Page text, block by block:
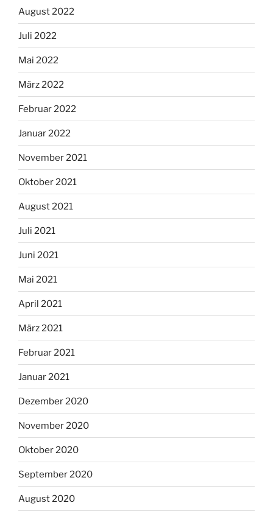
August 2022
Juli 2022
Mai 2022
März 2022
Februar 2022
Januar 2022
November 2021
Oktober 2021
August 2021
Juli 2021
Juni 2021
Mai 2021
April 2021
März 2021
Februar 2021
Januar 2021
Dezember 2020
November 2020
Oktober 2020
September 2020
August 2020